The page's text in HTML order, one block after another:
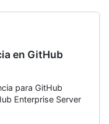
en GitHub
para GitHub
Enterprise Server